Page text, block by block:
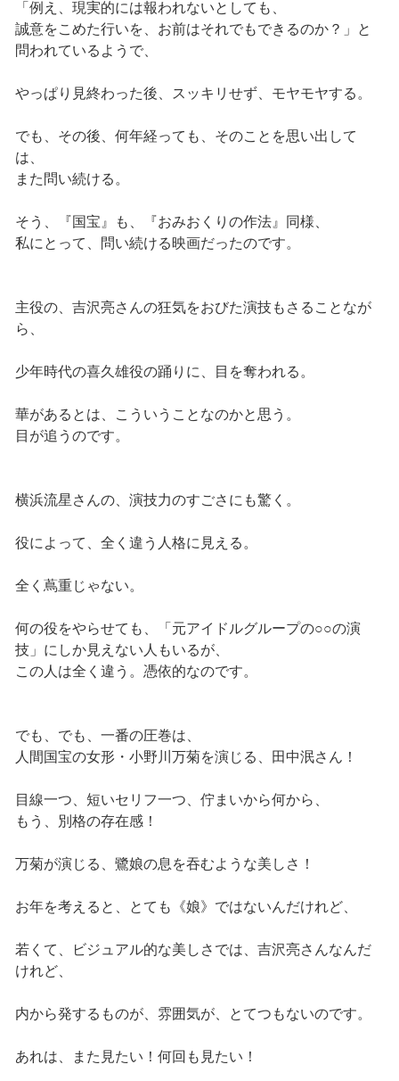
「例え、現実的には報われないとしても、
誠意をこめた行いを、お前はそれでもできるのか？」と
問われているようで、
やっぱり見終わった後、スッキリせず、モヤモヤする。
でも、その後、何年経っても、そのことを思い出して
は、
また問い続ける。
そう、『国宝』も、『おみおくりの作法』同様、
私にとって、問い続ける映画だったのです。
主役の、吉沢亮さんの狂気をおびた演技もさることなが
ら、
少年時代の喜久雄役の踊りに、目を奪われる。
華があるとは、こういうことなのかと思う。
目が追うのです。
横浜流星さんの、演技力のすごさにも驚く。
役によって、全く違う人格に見える。
全く蔦重じゃない。
何の役をやらせても、「元アイドルグループの○○の演
技」にしか見えない人もいるが、
この人は全く違う。憑依的なのです。
でも、でも、一番の圧巻は、
人間国宝の女形・小野川万菊を演じる、田中泯さん！
目線一つ、短いセリフ一つ、佇まいから何から、
もう、別格の存在感！
万菊が演じる、鷺娘の息を吞むような美しさ！
お年を考えると、とても《娘》ではないんだけれど、
若くて、ビジュアル的な美しさでは、吉沢亮さんなんだ
けれど、
内から発するものが、雰囲気が、とてつもないのです。
あれは、また見たい！何回も見たい！